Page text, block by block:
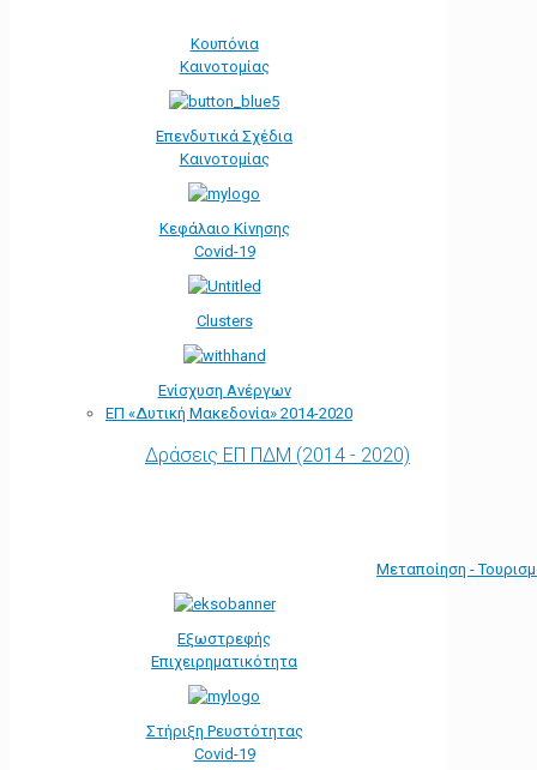
Κουπόνια
Καινοτομίας
Επενδυτικά Σχέδια
Καινοτομίας
Κεφάλαιο Κίνησης
Covid-19
Clusters
Ενίσχυση Ανέργων
ΕΠ «Δυτική Μακεδονία» 2014-2020
Δράσεις ΕΠ ΠΔΜ (2014 - 2020)
Μεταποίηση -
Εξωστρεφής
Επιχειρηματικότητα
Στήριξη Ρευστότητας
Covid-19